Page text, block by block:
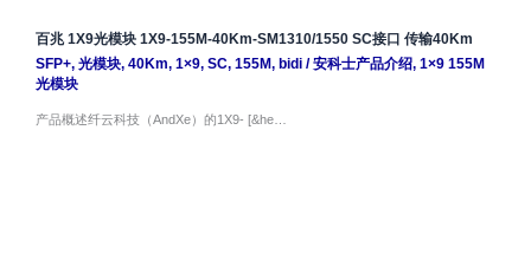
百兆 1X9光模块 1X9-155M-40Km-SM1310/1550 SC接口 传输40Km
SFP+, 光模块, 40Km, 1×9, SC, 155M, bidi/安科士产品介绍, 1×9 155M
光模块
产品概述纤云科技（AndXe）的1X9- [&he…